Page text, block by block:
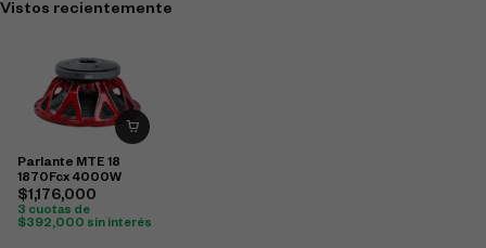
Vistos recientemente
Parlante MTE 18
1870Fcx 4000W
$1,176,000
3 cuotas de
$392,000 sin interés